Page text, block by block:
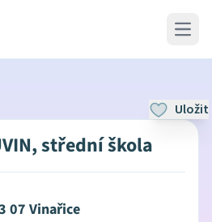
Open
Uložit
střední škola
07 Vinařice